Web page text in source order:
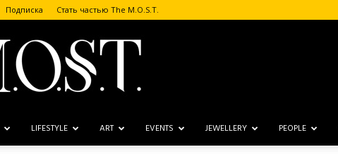
Подписка Стать частью The M.O.S.T.
The
LIFESTYLE ART EVENTS JEWELLERY PEOPLE